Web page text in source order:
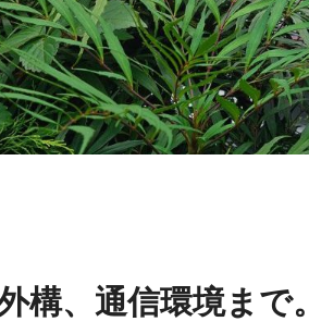
構、通信環境まで。